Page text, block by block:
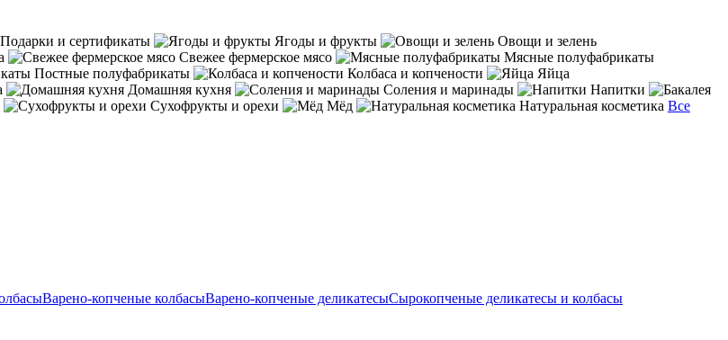
Подарки и сертификаты Ягоды и фрукты
Овощи и зелень
Свежее фермерское мясо
Мясные полуфабрикаты
Постные полуфабрикаты Колбаса и копчености
Яйца
Домашняя кухня Соления и маринады
Напитки
Сухофрукты и орехи Мёд Натуральная косметика Все
Варено-копченые колбасыВарено-копченые деликатесыСырокопченые деликатесы и колбасы